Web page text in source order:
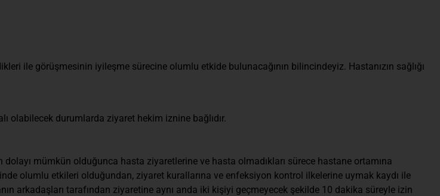
ile görüşmesinin iyileşme sürecine olumlu etkide bulunacağının bilincindeyiz. Hastanızın sağlığı
olabilecek durumlarda ziyaret hekim iznine bağlıdır.
mümkün olduğunca hasta ziyaretlerine ve hasta olmadıkları sürece hastane ortamına
olumlu etkileri olduğundan, ziyaret kurallarına ve enfeksiyon kontrol ilkelerine uymak kaydı ile
arkadaşları tarafından ziyaretine aynı anda iki kişiyi geçmeyecek şekilde 10 dakika süreyle izin